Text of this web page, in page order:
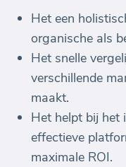
Het een
organische als
Het snelle
verschillende
maakt.
Het helpt bij het
effectieve
maximale ROI.